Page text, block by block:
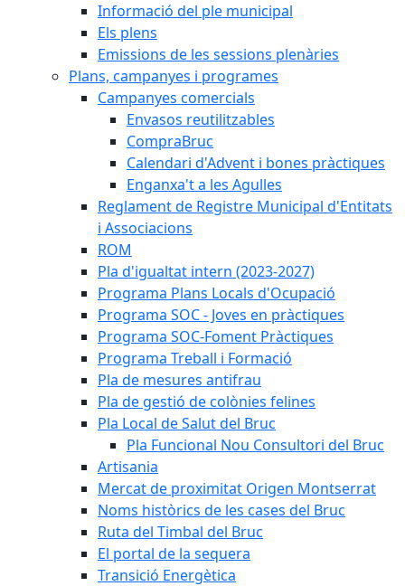
Informació del ple municipal
Els plens
Emissions de les sessions plenàries
Plans, campanyes i programes
Campanyes comercials
Envasos reutilitzables
CompraBruc
Calendari d'Advent i bones pràctiques
Enganxa't a les Agulles
Reglament de Registre Municipal d'Entitats
i Associacions
ROM
Pla d'igualtat intern (2023-2027)
Programa Plans Locals d'Ocupació
Programa SOC - Joves en pràctiques
Programa SOC-Foment Pràctiques
Programa Treball i Formació
Pla de mesures antifrau
Pla de gestió de colònies felines
Pla Local de Salut del Bruc
Pla Funcional Nou Consultori del Bruc
Artisania
Mercat de proximitat Origen Montserrat
Noms històrics de les cases del Bruc
Ruta del Timbal del Bruc
El portal de la sequera
Transició Energètica